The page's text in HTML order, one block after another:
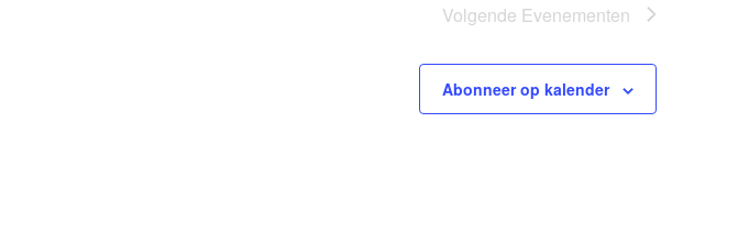
Volgende Evenementen
Abonneer op kalender